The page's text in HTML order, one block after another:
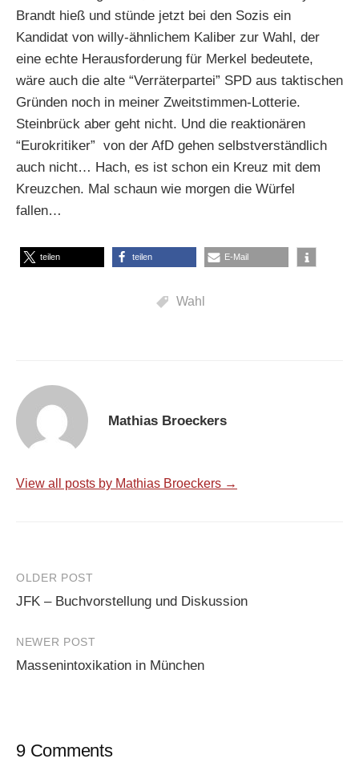
Brandt hieß und stünde jetzt bei den Sozis ein
Kandidat von willy-ähnlichem Kaliber zur Wahl, der
eine echte Herausforderung für Merkel bedeutete,
wäre auch die alte “Verräterpartei” SPD aus taktischen
Gründen noch in meiner Zweitstimmen-Lotterie.
Steinbrück aber geht nicht. Und die reaktionären
“Eurokritiker” von der AfD gehen selbstverständlich
auch nicht… Hach, es ist schon ein Kreuz mit dem
Kreuzchen. Mal schaun wie morgen die Würfel
fallen…
teilen teilen E-Mail
Wahl
Mathias Broeckers
View all posts by Mathias Broeckers →
Post
navigation
OLDER POST
JFK – Buchvorstellung und Diskussion
NEWER POST
Massenintoxikation in München
9 Comments